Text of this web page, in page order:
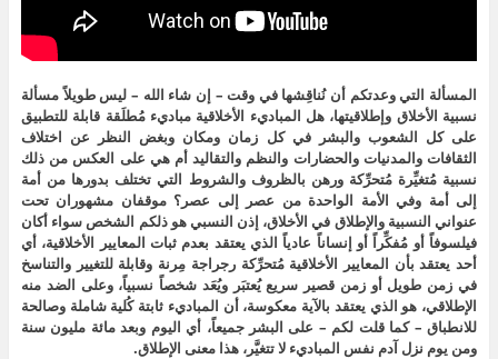
المسألة التي وعدتكم أن نُناقِشها في وقت – إن شاء الله – ليس طويلاً مسألة
نسبية الأخلاق وإطلاقيتها، هل المباديء الأخلاقية مباديء مُطلَقة قابلة للتطبيق
على كل الشعوب والبشر في كل زمان ومكان وبغض النظر عن اختلاف
الثقافات والمدنيات والحضارات والنظم والتقاليد أم هي على العكس من ذلك
نسبية مُتغيِّرة مُتحرِّكة ورهن بالظروف والشروط التي تختلف بدورها من أمة
إلى أمة وفي الأمة الواحدة من عصر إلى عصر؟ موقفان مشهوران تحت
عنواني النسبية والإطلاق في الأخلاق، إذن النسبي هو ذلكم الشخص سواء أكان
فيلسوفاً أو مُفكِّراً أو إنساناً عادياً الذي يعتقد بعدم ثبات المعايير الأخلاقية، أي
أحد يعتقد بأن المعايير الأخلاقية مُتحرِّكة رجراجة مِرنة وقابلة للتغيير والتناسخ
في زمن طويل أو زمن قصير سريع يُعتبَر ويُعَد شخصاً نسبياً، وعلى الضد منه
الإطلاقي، هو الذي يعتقد بالآية معكوسة، أن المباديء ثابتة كُلية شاملة وصالحة
للانطباق – كما قلت لكم – على البشر جميعاً، أي اليوم وبعد مائة مليون سنة
ومن يوم نزل آدم نفس المباديء لا تتغيَّر، هذا معنى الإطلاق.